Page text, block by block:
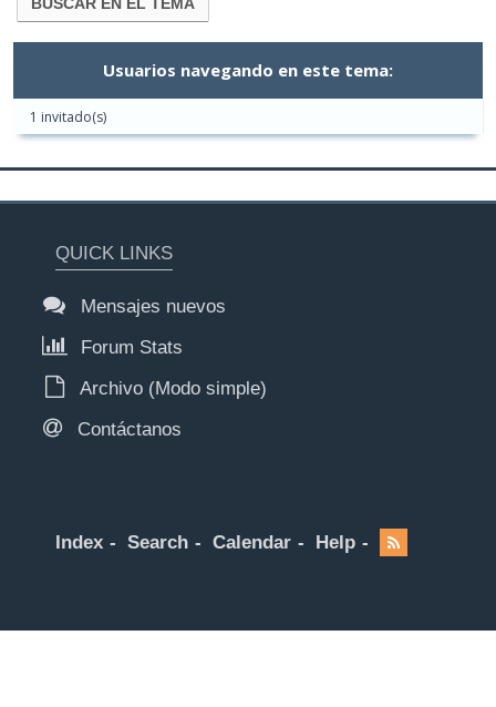
Usuarios navegando en este tema:
1 invitado(s)
QUICK LINKS
Mensajes nuevos
Forum Stats
Archivo (Modo simple)
Contáctanos
Index Search Calendar Help